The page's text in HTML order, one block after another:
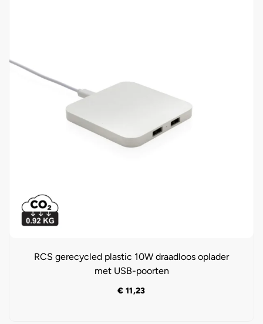
RCS gerecycled plastic 10W draadloos oplader
met USB-poorten
€ 11,23